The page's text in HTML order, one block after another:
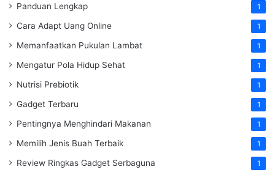
Panduan Lengkap 1
Cara Adapt Uang Online 1
Memanfaatkan Pukulan Lambat 1
Mengatur Pola Hidup Sehat 1
Nutrisi Prebiotik 1
Gadget Terbaru 1
Pentingnya Menghindari Makanan 1
Memilih Jenis Buah Terbaik 1
Review Ringkas Gadget Serbaguna 1